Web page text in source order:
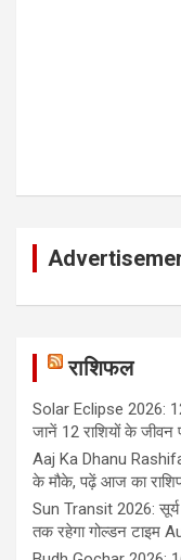
राशिफल
Solar Eclipse 2026:
जानें 12 राशियों के जीवन
Aaj Ka Dhanu
के मौके, पढ़ें आज का
Sun Transit 2026: सूर्य
तक रहेगा गोल्डन टाइम